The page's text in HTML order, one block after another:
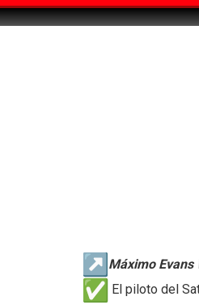
Máximo Evans
El piloto del